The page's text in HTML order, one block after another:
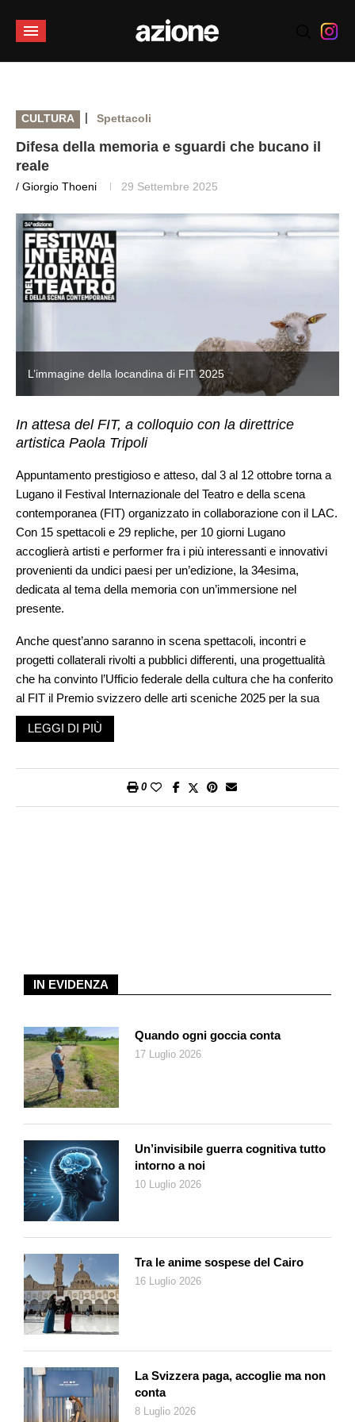
CULTURA | Spettacoli
Difesa della memoria e sguardi che bucano il
reale
/ Giorgio Thoeni 29 Settembre 2025
L’immagine della locandina di FIT 2025
In attesa del FIT, a colloquio con la direttrice
artistica Paola Tripoli
Appuntamento prestigioso e atteso, dal 3 al 12 ottobre torna a
Lugano il Festival Internazionale del Teatro e della scena
contemporanea (FIT) organizzato in collaborazione con il LAC.
Con 15 spettacoli e 29 repliche, per 10 giorni Lugano
accoglierà artisti e performer fra i più interessanti e innovativi
provenienti da undici paesi per un’edizione, la 34esima,
dedicata al tema della memoria con un’immersione nel
presente.
Anche quest’anno saranno in scena spettacoli, incontri e
progetti collaterali rivolti a pubblici differenti, una progettualità
che ha convinto l’Ufficio federale della cultura che ha conferito
al FIT il Premio svizzero delle arti sceniche 2025 per la sua
importanza e per il valore dei suoi progetti di mediazione
culturale. È il marcato profilo che Paola Tripoli, direttrice
La incontriamo alla vigilia della manifestazione.
Paola Tripoli (UFC/Charlotte
Krieger)
Perché hanno aspettato così tanto a darvi un
sembra la solita distrazione che accompagna quanto
accade nella nostra regione…
La dimenticanza non
l’attribuisco a livello federale. Anzi, secondo me il riequilibrio
accade proprio lì e se non avvenisse, qui da noi saremmo,
senza esagerazione, non dico dimenticati, ma trattati come
quelli che comunque ce la farebbero lo stesso con quello che
hanno. A livello nazionale c’è invece un’attenzione. In Ticino la
situazione non è cambiata molto. Ci stanno provando, ma i
tempi sono lunghissimi. Mi rendo conto delle difficoltà di fare
politica, di dare risposte a esigenze reali. Come se questa non
fosse un’esigenza reale…
dimostra con il LAC: dieci anni fa chi avrebbe immaginato che
sarebbe diventato così? La gente ne ha voglia e così è
diventata un’esigenza reale. Per il resto rimaniamo quelli che
LEGGI DI PIÙ
0
IN EVIDENZA
Quando ogni goccia conta
17 Luglio 2026
Un’invisibile guerra cognitiva tutto
intorno a noi
10 Luglio 2026
Tra le anime sospese del Cairo
16 Luglio 2026
La Svizzera paga, accoglie ma non
conta
8 Luglio 2026